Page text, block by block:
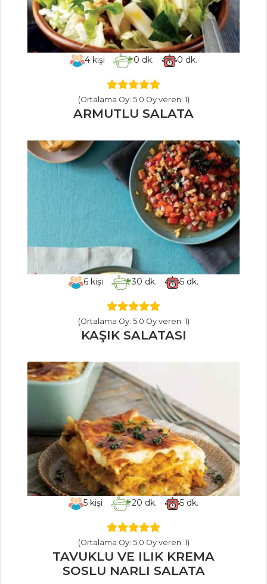
Zerdeçallı Ayran
Sirkencübin
Şerbeti
YEMEKLERI
Kimyon
Tohumlu Patates
Kızartması
Susuz Kabak
Sebze Yemekleri
Tüm Tarifleri
PASTA VE
YABAN MERSİNLİ
VE FRAMBUAZLI
MUS PASTA
Enginarlı Kek
Sakızlı Muhallebi
Kup
Pasta ve Tatlılar
Tüm Tarifleri
BALIK
YEMEKLERI
Asma Yaprağında
4kişi 0 dk. 0 dk.
(Ortalama Oy: 5.0 Oy veren: 1)
ARMUTLU SALATA
6kişi 30 dk. 5 dk.
(Ortalama Oy: 5.0 Oy veren: 1)
KAŞIK SALATASI
5 kişi 20 dk. 5dk.
(Ortalama Oy: 5.0 Oy veren: 1)
TAVUKLU VE ILIK KREMA
SOSLU NARLI SALATA